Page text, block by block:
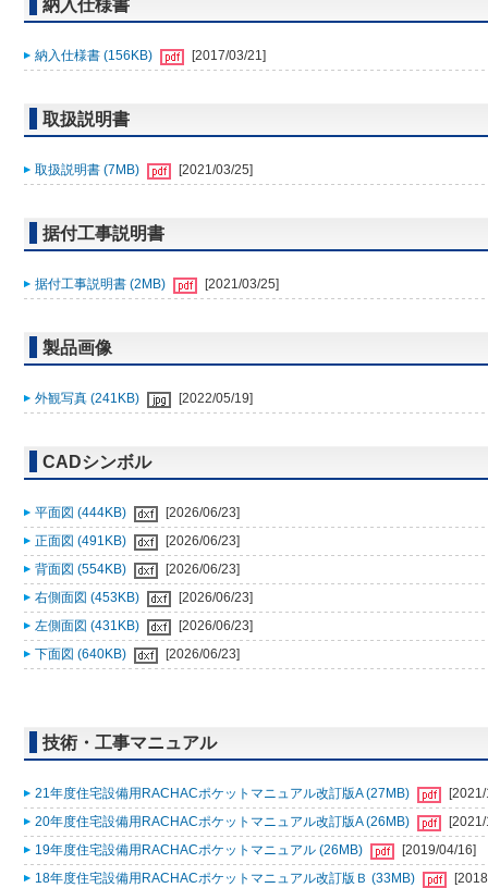
納入仕様書
納入仕様書 (156KB) [2017/03/21]
取扱説明書
取扱説明書 (7MB) [2021/03/25]
据付工事説明書
据付工事説明書 (2MB) [2021/03/25]
製品画像
外観写真 (241KB) [2022/05/19]
CADシンボル
平面図 (444KB)
[2026/06/23]
正面図 (491KB)
[2026/06/23]
背面図 (554KB)
[2026/06/23]
右側面図 (453KB)
[2026/06/23]
左側面図 (431KB)
[2026/06/23]
下面図 (640KB)
[2026/06/23]
技術・工事マニュアル
21年度住宅設備用RACHACポケットマニュアル改訂版A (27MB)
20年度住宅設備用RACHACポケットマニュアル改訂版A (26MB)
19年度住宅設備用RACHACポケットマニュアル (26MB)
[2019/04/16]
18年度住宅設備用RACHACポケットマニュアル改訂版Ｂ (33MB)